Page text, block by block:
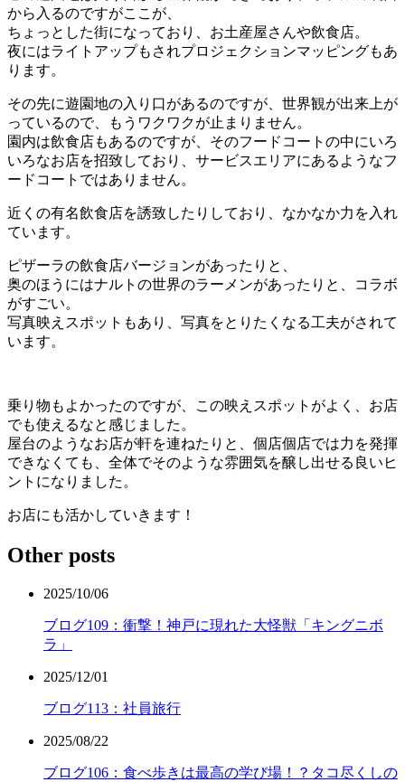
から入るのですがここが、
ちょっとした街になっており、お土産屋さんや飲食店。
夜にはライトアップもされプロジェクションマッピングもあ
ります。
その先に遊園地の入り口があるのですが、世界観が出来上が
っているので、もうワクワクが止まりません。
園内は飲食店もあるのですが、そのフードコートの中にいろ
いろなお店を招致しており、サービスエリアにあるようなフ
ードコートではありません。
近くの有名飲食店を誘致したりしており、なかなか力を入れ
ています。
ピザーラの飲食店バージョンがあったりと、
奥のほうにはナルトの世界のラーメンがあったりと、コラボ
がすごい。
写真映えスポットもあり、写真をとりたくなる工夫がされて
います。
乗り物もよかったのですが、この映えスポットがよく、お店
でも使えるなと感じました。
屋台のようなお店が軒を連ねたりと、個店個店では力を発揮
できなくても、全体でそのような雰囲気を醸し出せる良いヒ
ントになりました。
お店にも活かしていきます！
Other posts
2025/10/06
ブログ109：衝撃！神戸に現れた大怪獣「キングニボ
ラ」
2025/12/01
ブログ113：社員旅行
2025/08/22
ブログ106：食べ歩きは最高の学び場！？タコ尽くしの